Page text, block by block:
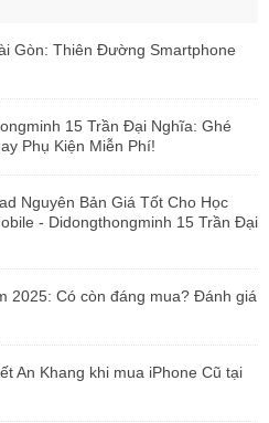
Gòn: Thiên Đường Smartphone
15 Trần Đại Nghĩa: Ghé
Phụ Kiện Miễn Phí!
Nguyên Bản Giá Tốt Cho Học
- Didongthongminh 15 Trần Đại
2025: Có còn đáng mua? Đánh giá
An Khang khi mua iPhone Cũ tại